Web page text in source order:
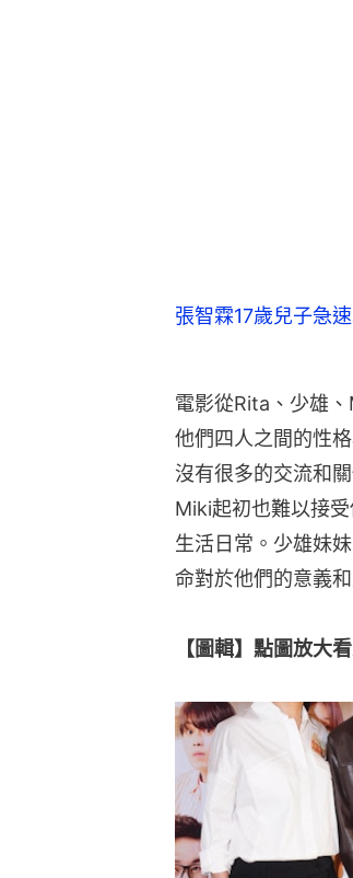
張智霖17歲兒子急
電影從Rita、少雄
他們四人之間的性
沒有很多的交流和
Miki起初也難以接
生活日常。少雄妹
命對於他們的意義和
【圖輯】點圖放大